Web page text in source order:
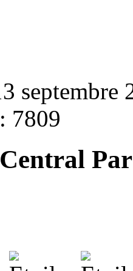
septembre
7809